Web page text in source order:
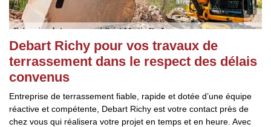
Debart Richy pour vos travaux de
terrassement dans le respect des délais
convenus
Entreprise de terrassement fiable, rapide et dotée d’une équipe
réactive et compétente, Debart Richy est votre contact près de
chez vous qui réalisera votre projet en temps et en heure. Avec